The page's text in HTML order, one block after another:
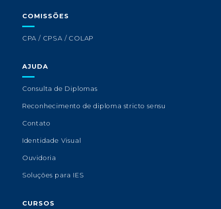
COMISSÕES
CPA / CPSA / COLAP
AJUDA
Consulta de Diplomas
Reconhecimento de diploma stricto sensu
Contato
Identidade Visual
Ouvidoria
Soluções para IES
CURSOS